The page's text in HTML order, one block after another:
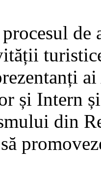
de
și Intern
din